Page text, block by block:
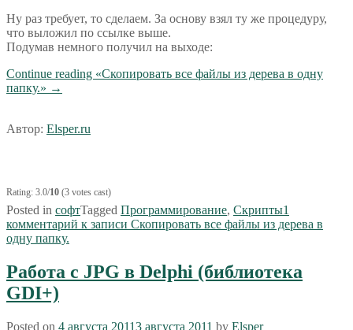
Ну раз требует, то сделаем. За основу взял ту же процедуру,
что выложил по ссылке выше.
Подумав немного получил на выходе:
Continue reading «Скопировать все файлы из дерева в одну
папку.» →
Автор: Elsper.ru
Rating: 3.0/10 (3 votes cast)
Posted in софтTagged Программирование, Скрипты1
комментарий к записи Скопировать все файлы из дерева в
одну папку.
Работа с JPG в Delphi (библиотека
GDI+)
Posted on 4 августа 20113 августа 2011 by Elsper